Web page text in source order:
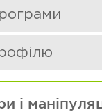
і